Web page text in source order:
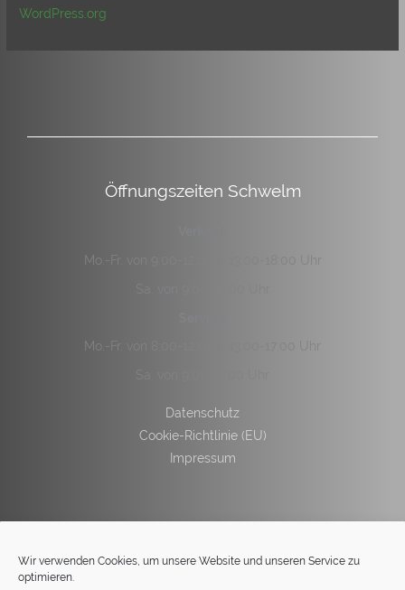
Wir verwenden Cookies, um unsere Website und unseren Service zu
optimieren.
WordPress.org
Öffnungszeiten Schwelm
Mo.-Fr. von 9:00-12:00 & 13:00-18:00 Uhr
Mo.-Fr. von 8:00-12:00 & 13:00-17:00 Uhr
Datenschutz
Cookie-Richtlinie (EU)
Impressum